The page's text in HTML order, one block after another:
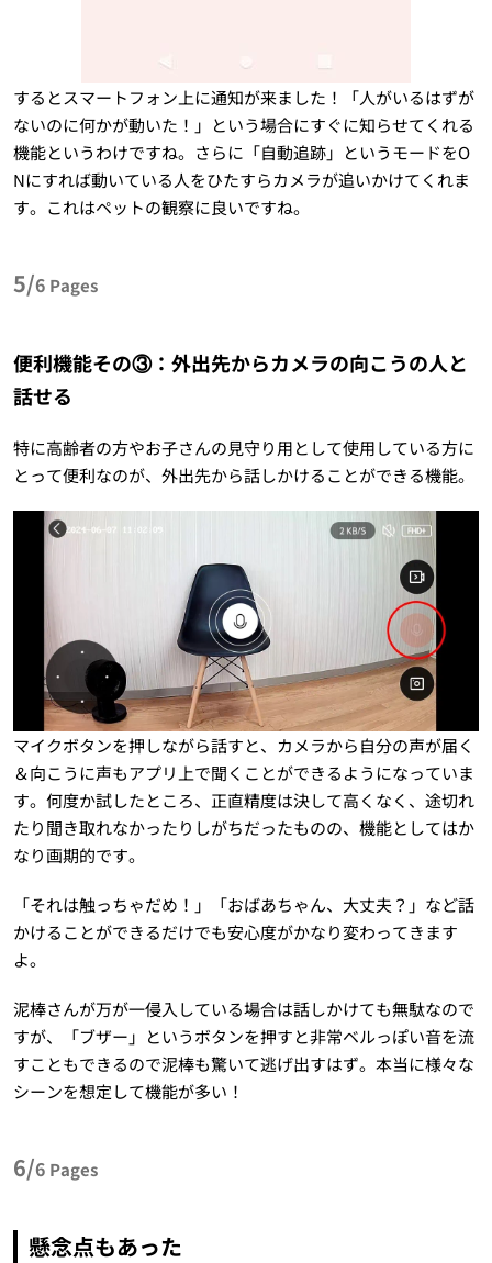
するとスマートフォン上に通知が来ました！「人がいるはずが
ないのに何かが動いた！」という場合にすぐに知らせてくれる
機能というわけですね。さらに「自動追跡」というモードをO
Nにすれば動いている人をひたすらカメラが追いかけてくれま
す。これはペットの観察に良いですね。
5/6 Pages
便利機能その③：外出先からカメラの向こうの人と
話せる
特に高齢者の方やお子さんの見守り用として使用している方に
とって便利なのが、外出先から話しかけることができる機能。
マイクボタンを押しながら話すと、カメラから自分の声が届く
＆向こうに声もアプリ上で聞くことができるようになっていま
す。何度か試したところ、正直精度は決して高くなく、途切れ
たり聞き取れなかったりしがちだったものの、機能としてはか
なり画期的です。
「それは触っちゃだめ！」「おばあちゃん、大丈夫？」など話
かけることができるだけでも安心度がかなり変わってきます
よ。
泥棒さんが万が一侵入している場合は話しかけても無駄なので
すが、「ブザー」というボタンを押すと非常ベルっぽい音を流
すこともできるので泥棒も驚いて逃げ出すはず。本当に様々な
シーンを想定して機能が多い！
6/6 Pages
懸念点もあった